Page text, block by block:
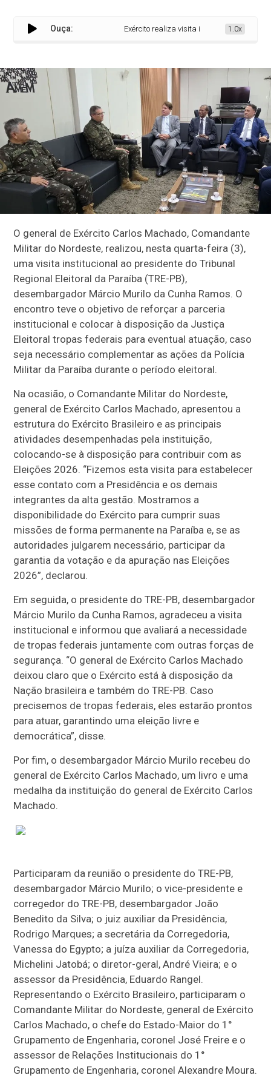
Ouça: Exército realiza visita institucional à Justiça
1.0x
O general de Exército Carlos Machado, Comandante
Militar do Nordeste, realizou, nesta quarta-feira (3),
uma visita institucional ao presidente do Tribunal
Regional Eleitoral da Paraíba (TRE-PB),
desembargador Márcio Murilo da Cunha Ramos. O
encontro teve o objetivo de reforçar a parceria
institucional e colocar à disposição da Justiça
Eleitoral tropas federais para eventual atuação, caso
seja necessário complementar as ações da Polícia
Militar da Paraíba durante o período eleitoral.
Na ocasião, o Comandante Militar do Nordeste,
general de Exército Carlos Machado, apresentou a
estrutura do Exército Brasileiro e as principais
atividades desempenhadas pela instituição,
colocando-se à disposição para contribuir com as
Eleições 2026. “Fizemos esta visita para estabelecer
esse contato com a Presidência e os demais
integrantes da alta gestão. Mostramos a
disponibilidade do Exército para cumprir suas
missões de forma permanente na Paraíba e, se as
autoridades julgarem necessário, participar da
garantia da votação e da apuração nas Eleições
2026”, declarou.
Em seguida, o presidente do TRE-PB, desembargador
Márcio Murilo da Cunha Ramos, agradeceu a visita
institucional e informou que avaliará a necessidade
de tropas federais juntamente com outras forças de
segurança. “O general de Exército Carlos Machado
deixou claro que o Exército está à disposição da
Nação brasileira e também do TRE-PB. Caso
precisemos de tropas federais, eles estarão prontos
para atuar, garantindo uma eleição livre e
democrática”, disse.
Por fim, o desembargador Márcio Murilo recebeu do
general de Exército Carlos Machado, um livro e uma
medalha da instituição do general de Exército Carlos
Machado.
Participaram da reunião o presidente do TRE-PB,
desembargador Márcio Murilo; o vice-presidente e
corregedor do TRE-PB, desembargador João
Benedito da Silva; o juiz auxiliar da Presidência,
Rodrigo Marques; a secretária da Corregedoria,
Vanessa do Egypto; a juíza auxiliar da Corregedoria,
Michelini Jatobá; o diretor-geral, André Vieira; e o
assessor da Presidência, Eduardo Rangel.
Representando o Exército Brasileiro, participaram o
Comandante Militar do Nordeste, general de Exército
Carlos Machado, o chefe do Estado-Maior do 1°
Grupamento de Engenharia, coronel José Freire e o
assessor de Relações Institucionais do 1°
Grupamento de Engenharia, coronel Alexandre Moura.